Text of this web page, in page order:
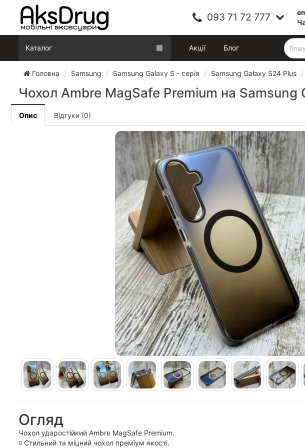
093 71 72 777
Каталог Акції Блог
Головна Samsung Samsung Galaxy S - серія Samsung Galaxy S24 Plus
Чохол Ambre MagSafe Premium на Samsung
Опис Відгуки (0)
Огляд
Чохол ударостійкий Ambre MagSafe Premium.
◽️ Стильний та міцний чохол преміум якості.